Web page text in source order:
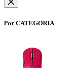
Por CATEGORIA